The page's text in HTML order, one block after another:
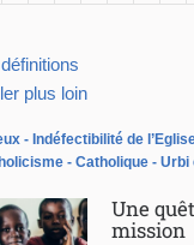
plus loin
Indéfectibilité de
Catholique Urbi
Une
mission